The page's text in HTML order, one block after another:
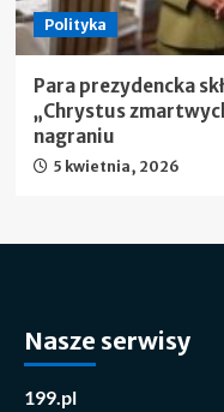
Polityka
Para prezydencka
„Chrystus
nagraniu
5 kwietnia, 2026
Nasze serwisy
199.pl